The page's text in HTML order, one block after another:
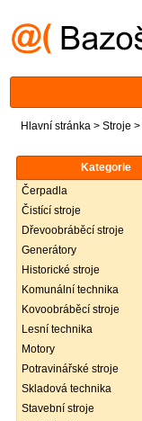
Hlavní stránka > Stroje >
Kategorie
Čerpadla
Čistící stroje
Dřevoobráběcí stroje
Generátory
Historické stroje
Komunální technika
Kovoobráběcí stroje
Lesní technika
Motory
Potravinářské stroje
Skladová technika
Stavební stroje